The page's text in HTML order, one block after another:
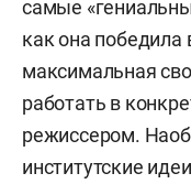
самые
как она победила
максимальная
работать в
режиссером.
институтские